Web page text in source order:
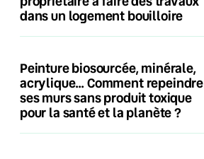
dans un logement bouilloire
Peinture biosourcée, minérale,
acrylique… Comment repeindre
ses murs sans produit toxique
pour la santé et la planète ?